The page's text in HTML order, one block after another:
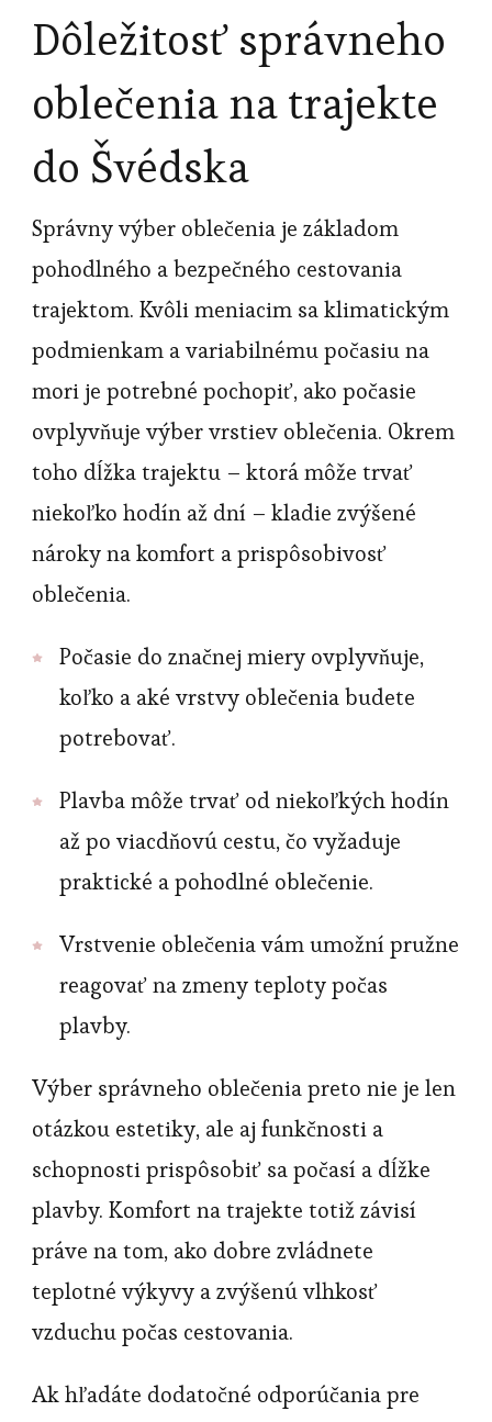
Dôležitosť správneho
oblečenia na trajekte
do Švédska
Správny výber oblečenia je základom
pohodlného a bezpečného cestovania
trajektom. Kvôli meniacim sa klimatickým
podmienkam a variabilnému počasiu na
mori je potrebné pochopiť, ako počasie
ovplyvňuje výber vrstiev oblečenia. Okrem
toho dĺžka trajektu – ktorá môže trvať
niekoľko hodín až dní – kladie zvýšené
nároky na komfort a prispôsobivosť
oblečenia.
Počasie do značnej miery ovplyvňuje,
koľko a aké vrstvy oblečenia budete
potrebovať.
Plavba môže trvať od niekoľkých hodín
až po viacdňovú cestu, čo vyžaduje
praktické a pohodlné oblečenie.
Vrstvenie oblečenia vám umožní pružne
reagovať na zmeny teploty počas
plavby.
Výber správneho oblečenia preto nie je len
otázkou estetiky, ale aj funkčnosti a
schopnosti prispôsobiť sa počasí a dĺžke
plavby. Komfort na trajekte totiž závisí
práve na tom, ako dobre zvládnete
teplotné výkyvy a zvýšenú vlhkosť
vzduchu počas cestovania.
Ak hľadáte dodatočné odporúčania pre